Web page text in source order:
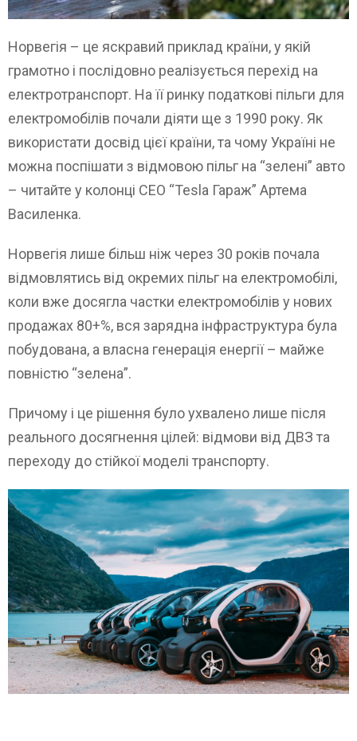
Норвегія – це яскравий приклад країни, у якій
грамотно і послідовно реалізується перехід на
електротранспорт. На її ринку податкові пільги для
електромобілів почали діяти ще з 1990 року. Як
використати досвід цієї країни, та чому Україні не
можна поспішати з відмовою пільг на “зелені” авто
– читайте у колонці CEO “Tesla Гараж” Артема
Василенка.
Норвегія лише більш ніж через 30 років почала
відмовлятись від окремих пільг на електромобілі,
коли вже досягла частки електромобілів у нових
продажах 80+%, вся зарядна інфраструктура була
побудована, а власна генерація енергії – майже
повністю “зелена”.
Причому і це рішення було ухвалено лише після
реального досягнення цілей: відмови від ДВЗ та
переходу до стійкої моделі транспорту.